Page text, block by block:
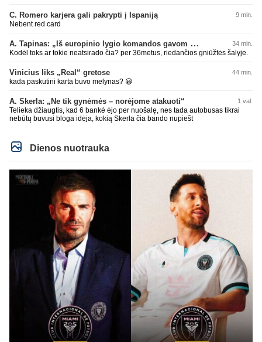
fiziškai, kurio nepastumsi kaip Golubicko, t. y. gerai išsilaikantis ant kojų
kovoje, dar ir antrame aukšte neblogai atrodantis, greitai priimantis
dažniausiai teisingus sprendimus, ir dar turintis neblogą greitį. O Lietuvoje
aukštesnio lygio žaidėjų rimtos rinktinės nesulipdysi...
C. Romero karjera gali pakrypti į Ispaniją 9 min.
Nebent red card
A. Tapinas: „Iš europinio lygio komandos gavom gerų pamokų“ 34 min.
Kodėl toks ar tokie neatsirado čia? per 36metus, riedančios gniūžtės šalyje.
Vinicius liks „Real“ gretose 44 min.
kada paskutini karta buvo melynas? 😀
A. Skerla: „Ne tik gynėmės – norėjome atakuoti“ 1 val.
Telieka džiaugtis, kad 6 bankė ėjo per nuošalę, nes tada autobusas tikrai
nebūtų buvusi bloga idėja, kokią Skerla čia bando nupiešt
Dienos nuotrauka